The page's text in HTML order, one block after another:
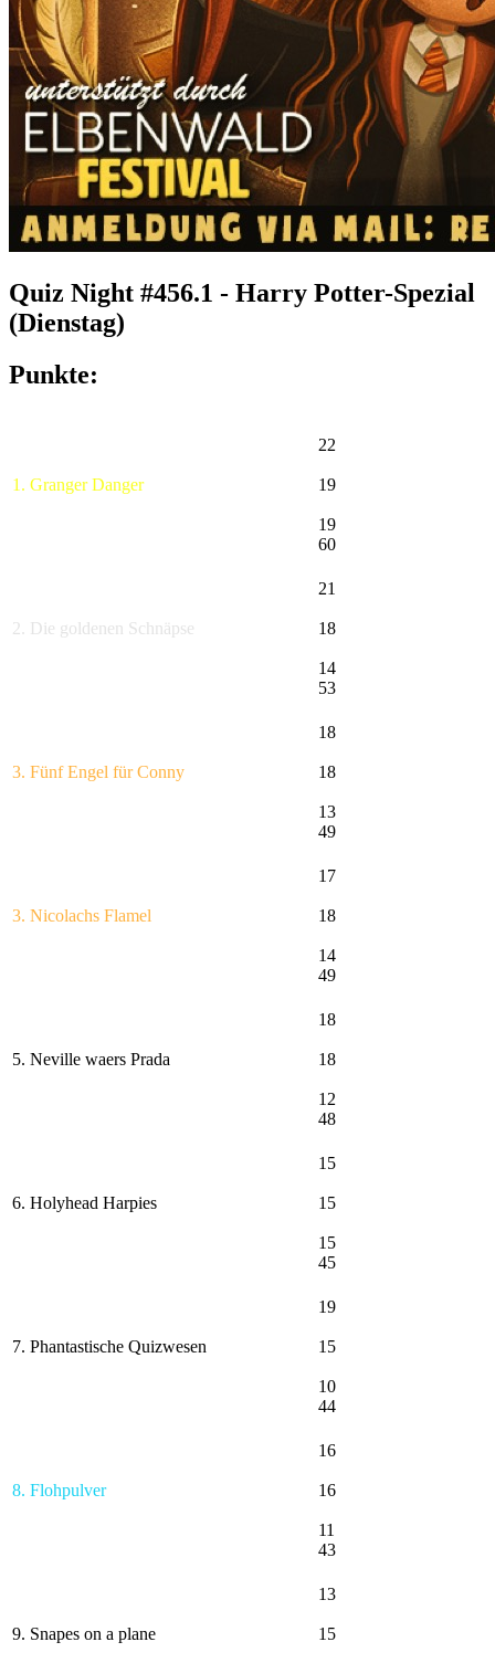
Quiz Night #456.1 - Harry Potter-Spezial
(Dienstag)
Punkte:
1. Granger Danger
22
19
19
60
2. Die goldenen Schnäpse
21
18
14
53
3. Fünf Engel für Conny
18
18
13
49
3. Nicolachs Flamel
17
18
14
49
5. Neville waers Prada
18
18
12
48
6. Holyhead Harpies
15
15
15
45
7. Phantastische Quizwesen
19
15
10
44
8. Flohpulver
16
16
11
43
9. Snapes on a plane
13
15